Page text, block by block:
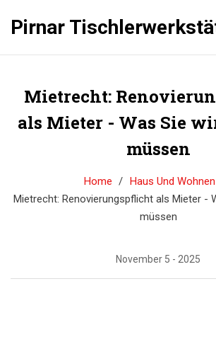
Mietrecht:
als Mieter - Was Sie
müssen
Home
Haus Und Wohnen
Mietrecht: Renovierungspflicht als Mieter -
müssen
November 5 - 2025